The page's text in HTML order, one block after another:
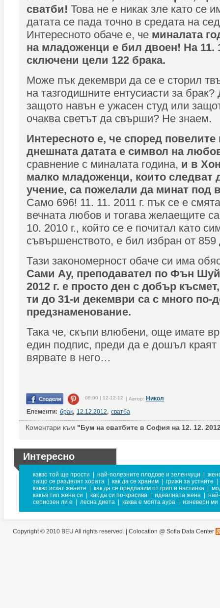
сватби! Това не е никак зле като се
датата се пада точно в средата на
Интересното обаче е, че миналата
на младоженци е бил двоен! На 11.
сключени цели 122 брака.
Може пък декември да се е сторил
на тазгодишните ентусиасти за
защото навън е ужасен студ или
очаква светът да свърши? Не знаем.
Интересното е, че според
днешната датата е символ на
сравнение с миналата година, и в
малко младоженци, които следват
учение, са пожелали да минат под
Само 696! 11. 11. 2011 г. пък се е
вечната любов и тогава желаещите
10. 2010 г., който се е почитал като
съвършенството, е бил избран от 859
Тази закономерност обаче си има
Сами Ау, преподавател по Фън
2012 г. е просто ден с добър
ти до 31-и декември са с много по-
предзнаменование.
Така че, скъпи влюбени, още имате
един подпис, преди да е дошъл краят
вярвате в него…
08:00 | 12-12-12 | Автор: Никол
Елементи: брак, 12.12.2012, сватба
Коментари към "Бум на сватбите в София на 12. 12.
Интересно
какво той ще прости най-полезните плодове и зеленчуци
защо се разделят хората
как да се храним грижи за устните
какво искат жените
как да се предпазим от грип и настинка
какъв тип жена си
как да си по-красива идеалната жена
сериозен ли е
лесна диета каква е моята аура изневери ми
Copyright © 2010 BEU All rights reserved. | Colocation @ Sofia Data Center